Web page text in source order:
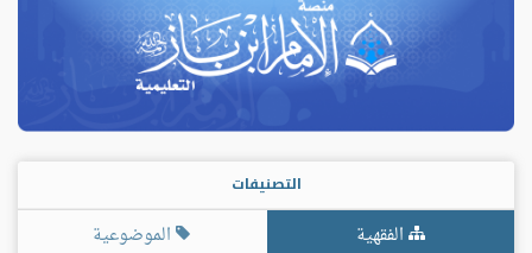
التصنيفات
الفقهية
الموضوعية